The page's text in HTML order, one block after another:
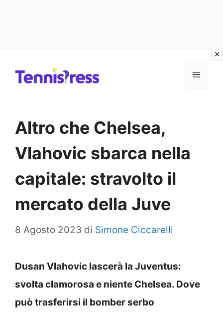
MENU
Altro che Chelsea,
Vlahovic sbarca nella
capitale: stravolto il
mercato della Juve
8 Agosto 2023 di Simone Ciccarelli
Dusan Vlahovic lascerà la Juventus:
svolta clamorosa e niente Chelsea. Dove
può trasferirsi il bomber serbo